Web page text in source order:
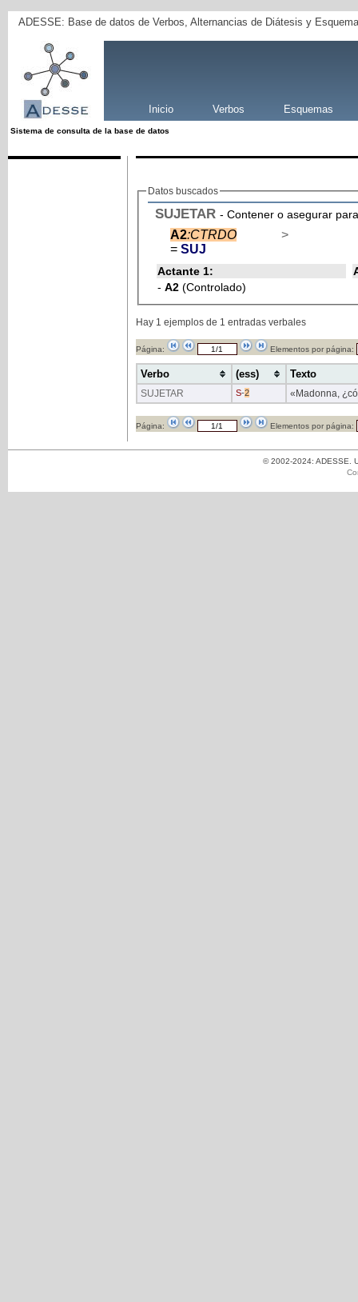
ADESSE: Base de datos de Verbos, Alternancias de Diátesis y
Inicio Verbos Esquemas
Sistema de consulta de la base de datos
Datos buscados
SUJETAR - Contener o asegurar
A2:CTRDO
= SUJ
>
Actante 1:
- A2 (Controlado)
Hay 1 ejemplos de 1 entradas verbales
Página: Elementos por página:
Verbo (ess) Texto
SUJETAR S-2 «Madonna,
Página: Elementos por página:
© 2002-2024: ADESSE.